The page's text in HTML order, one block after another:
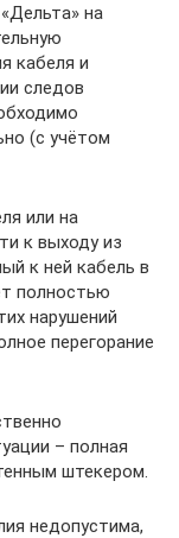
на
кабеля и
следов
(с учётом
или на
к выходу из
к ней кабель в
полностью
нарушений
перегорание
– полная
штекером.
недопустима,